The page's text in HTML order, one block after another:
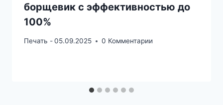
борщевик с эффективностью до
100%
Печать -05.09.2025 0 Комментарии